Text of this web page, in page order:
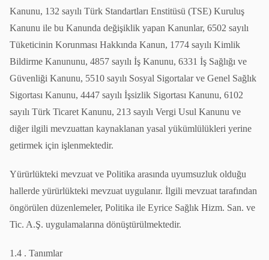
Kanunu, 132 sayılı Türk Standartları Enstitüsü (TSE) Kuruluş
Kanunu ile bu Kanunda değişiklik yapan Kanunlar, 6502 sayılı
Tüketicinin Korunması Hakkında Kanun, 1774 sayılı Kimlik
Bildirme Kanununu, 4857 sayılı İş Kanunu, 6331 İş Sağlığı ve
Güvenliği Kanunu, 5510 sayılı Sosyal Sigortalar ve Genel Sağlık
Sigortası Kanunu, 4447 sayılı İşsizlik Sigortası Kanunu, 6102
sayılı Türk Ticaret Kanunu, 213 sayılı Vergi Usul Kanunu ve
diğer ilgili mevzuattan kaynaklanan yasal yükümlülükleri yerine
getirmek için işlenmektedir.
Yürürlükteki mevzuat ve Politika arasında uyumsuzluk olduğu
hallerde yürürlükteki mevzuat uygulanır. İlgili mevzuat tarafından
öngörülen düzenlemeler, Politika ile Eyrice Sağlık Hizm. San. ve
Tic. A.Ş. uygulamalarına dönüştürülmektedir.
1.4 . Tanımlar